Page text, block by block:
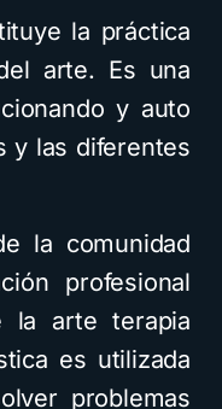
la práctica
arte. Es una
y auto
y las diferentes
la comunidad
profesional
la arte terapia
es utilizada
problemas